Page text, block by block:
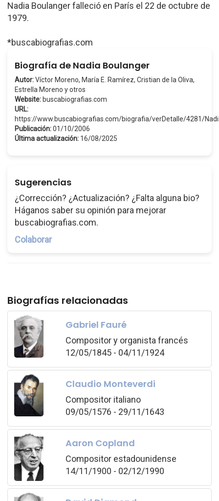
Nadia Boulanger falleció en París el 22 de octubre de
1979.
*buscabiografias.com
Biografía de Nadia Boulanger
Autor:Víctor Moreno, María E. Ramírez, Cristian de la Oliva,
Estrella Moreno y otros
Website: buscabiografias.com
URL:
https://www.buscabiografias.com/biografia/verDetalle/4281/
Publicación:01/10/2006
Última actualización: 16/08/2025
Sugerencias
¿Corrección? ¿Actualización? ¿Falta alguna bio?
Háganos saber su opinión para mejorar
buscabiografias.com.
Colaborar
Biografías relacionadas
Gabriel Fauré
Compositor y organista francés
12/05/1845 - 04/11/1924
Claudio Monteverdi
Compositor italiano
09/05/1576 - 29/11/1643
Aaron Copland
Compositor estadounidense
14/11/1900 - 02/12/1990